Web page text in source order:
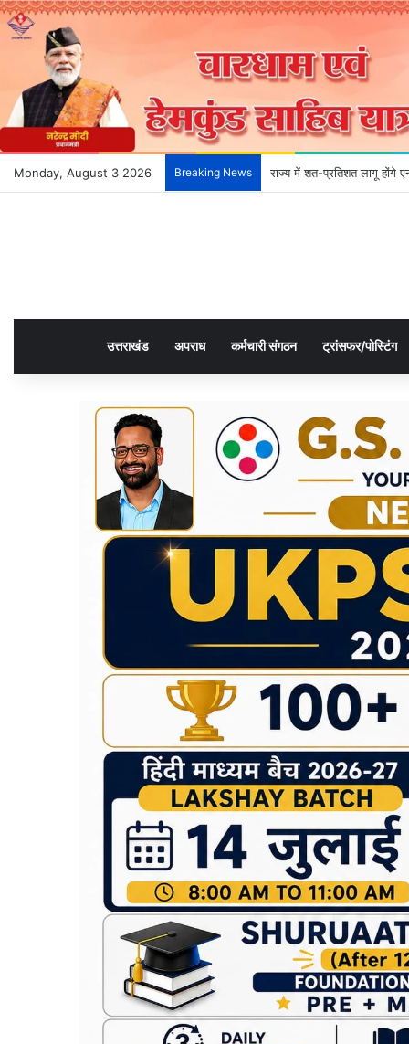
Monday, August 3 2026 Breaking News राज्य में शत-प्रतिशत लागू होंगे
उत्तराखंड अपराध कर्मचारी संगठन ट्रांसफर/पोस्टिंग